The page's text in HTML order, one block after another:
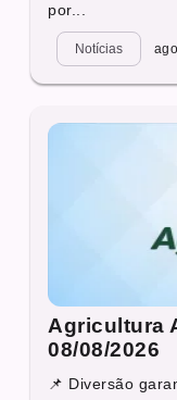
por...
Notícias
Agricultura
08/08/2026
📌 Diversão